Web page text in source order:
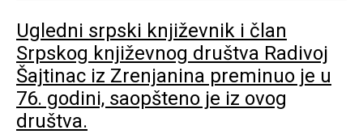
Ugledni srpski književnik i član
Srpskog književnog društva Radivoj
Šajtinac iz Zrenjanina preminuo je u
76. godini, saopšteno je iz ovog
društva.